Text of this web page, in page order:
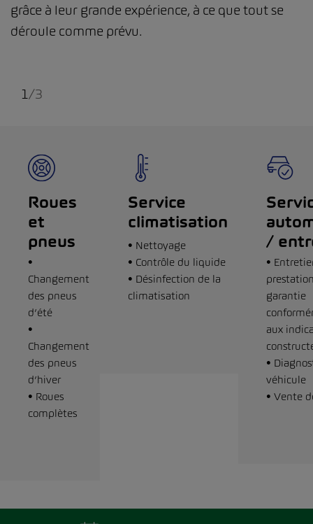
grâce à leur grande expérience, à ce que tout se
déroule comme prévu.
1/3
Roues
et
pneus
•
Changement
des pneus
d’été
•
Changement
des pneus
d’hiver
• Roues
complètes
Service
climatisation
• Nettoyage
• Contrôle du liquide
• Désinfection de la
climatisation
/
•
garantie
aux
•
véhicule
• Vente